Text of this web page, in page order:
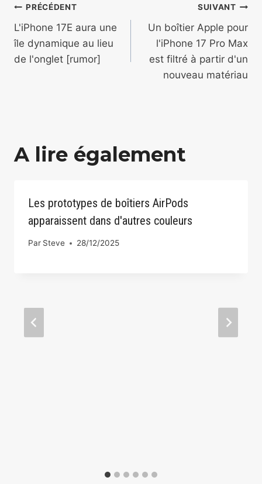
Navigation
de
l’article
PRÉCÉDENT
L'iPhone 17E aura une
île dynamique au lieu
de l'onglet [rumor]
SUIVANT
Un boîtier Apple pour
l'iPhone 17 Pro Max
est filtré à partir d'un
nouveau matériau
A lire également
Les prototypes de boîtiers AirPods
apparaissent dans d'autres couleurs
Par Steve 28/12/2025